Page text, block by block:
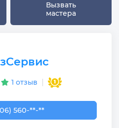
Вызвать
мастера
1 отзыв
560-00-84
560-**-**